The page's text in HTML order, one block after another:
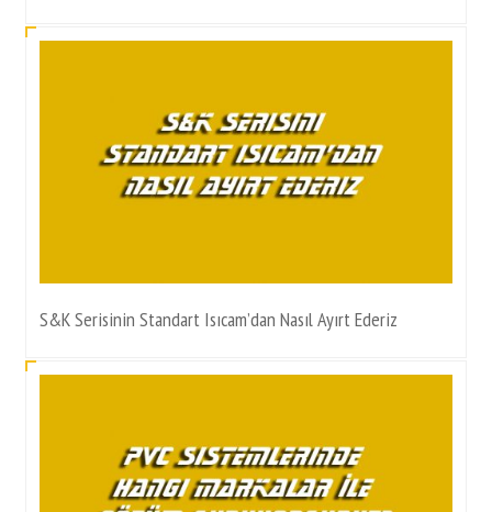
S&K Serisinin Standart Isıcam’dan Nasıl Ayırt Ederiz